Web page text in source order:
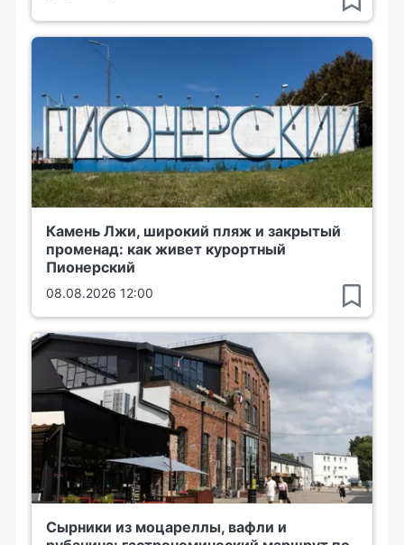
Камень Лжи, широкий пляж и закрытый
променад: как живет курортный
Пионерский
08.08.2026 12:00
Сырники из моцареллы, вафли и